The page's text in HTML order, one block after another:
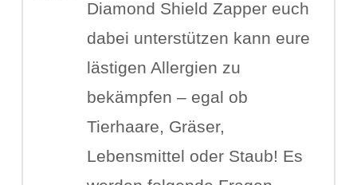
Diamond Shield Zapper euch
dabei unterstützen kann eure
lästigen Allergien zu
bekämpfen – egal ob
Tierhaare, Gräser,
Lebensmittel oder Staub! Es